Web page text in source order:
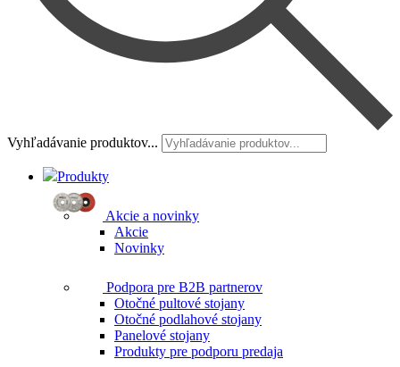
Vyhľadávanie produktov...
Produkty
Akcie a novinky
Akcie
Novinky
Podpora pre B2B partnerov
Otočné pultové stojany
Otočné podlahové stojany
Panelové stojany
Produkty pre podporu predaja